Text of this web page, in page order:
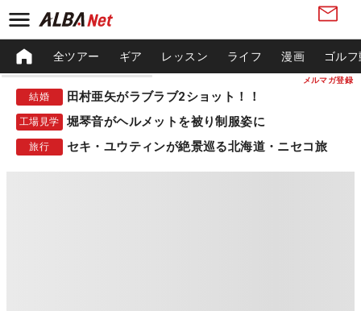
メルマガ登録
全ツアー ギア レッスン ライフ 漫画 ゴル
結婚 田村亜矢がラブラブ2ショット！！
工場見学 堀琴音がヘルメットを被り制服姿に
旅行 セキ・ユウティンが絶景巡る北海道・ニセコ旅